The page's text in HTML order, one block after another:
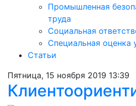
Промышленная
труда
Социальная
Специальная оценка
Статьи
Пятница, 15 ноября 2019 13:39